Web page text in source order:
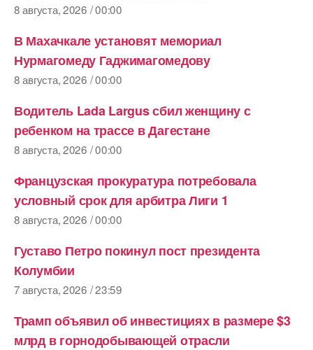
8 августа, 2026 / 00:00
В Махачкале установят мемориал
Нурмагомеду Гаджимагомедову
8 августа, 2026 / 00:00
Водитель Lada Largus сбил женщину с
ребенком на трассе в Дагестане
8 августа, 2026 / 00:00
Французская прокуратура потребовала
условный срок для арбитра Лиги 1
8 августа, 2026 / 00:00
Густаво Петро покинул пост президента
Колумбии
7 августа, 2026 / 23:59
Трамп объявил об инвестициях в размере $3
млрд в горнодобывающей отрасли